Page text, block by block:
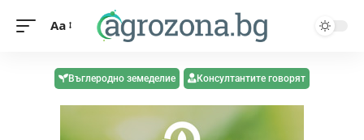
Aa
Въглеродно земеделие Консултантите говорят